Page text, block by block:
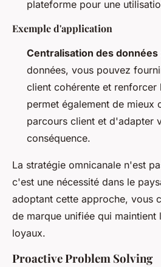
plateforme pour une
Exemple d'application
Centralisation des données
données, vous pouvez
client cohérente et renforcer
permet également de mieux
parcours client et d'adapter
conséquence.
La stratégie omnicanale n'est
c'est une nécessité dans le
adoptant cette approche, vous
de marque unifiée qui maintient
loyaux.
Proactive Problem Solving